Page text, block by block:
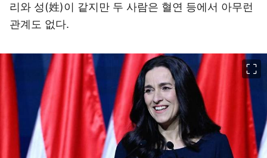
리와 성(姓)이 같지만 두 사람은 혈연 등에서 아무런
관계도 없다.